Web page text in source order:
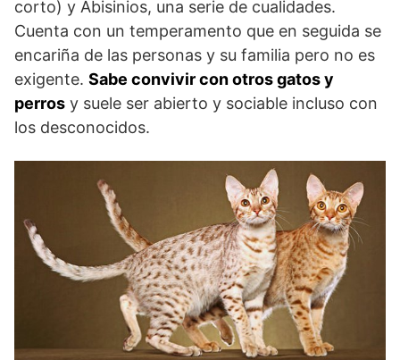
corto) y Abisinios, una serie de cualidades.
Cuenta con un temperamento que en seguida se
encariña de las personas y su familia pero no es
exigente. Sabe convivir con otros gatos y
perros y suele ser abierto y sociable incluso con
los desconocidos.